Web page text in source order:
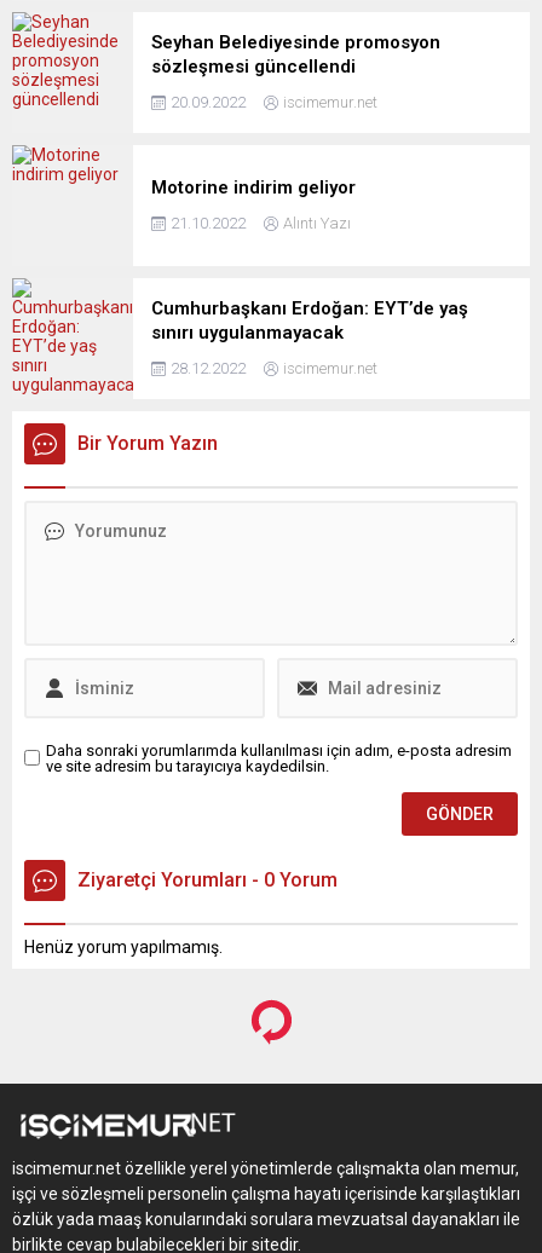
Seyhan Belediyesinde promosyon
sözleşmesi güncellendi
20.09.2022 iscimemur.net
Motorine indirim geliyor
21.10.2022 Alıntı Yazı
Cumhurbaşkanı Erdoğan: EYT’de yaş
sınırı uygulanmayacak
28.12.2022 iscimemur.net
Bir Yorum Yazın
Daha sonraki yorumlarımda kullanılması için adım, e-posta adresim
ve site adresim bu tarayıcıya kaydedilsin.
Ziyaretçi Yorumları - 0 Yorum
Henüz yorum yapılmamış.
iscimemur.net özellikle yerel yönetimlerde çalışmakta olan memur,
işçi ve sözleşmeli personelin çalışma hayatı içerisinde karşılaştıkları
özlük yada maaş konularındaki sorulara mevzuatsal dayanakları ile
birlikte cevap bulabilecekleri bir sitedir.